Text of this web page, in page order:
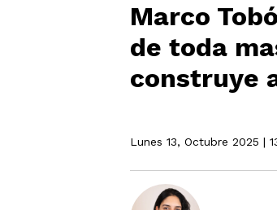
Marco
de toda
construye
Lunes 13, Octubre 2025 |